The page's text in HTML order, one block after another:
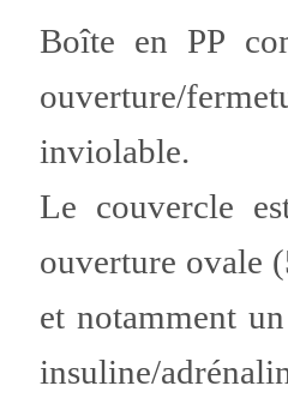
Boîte en PP
ouverture/
inviolable.
Le couvercle
ouverture ovale
et notamment
insuline/